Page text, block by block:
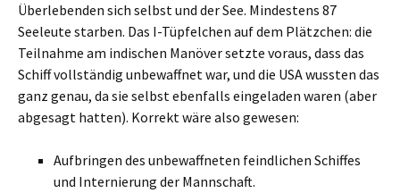
Überlebenden sich selbst und der See. Mindestens 87
Seeleute starben. Das I-Tüpfelchen auf dem Plätzchen: die
Teilnahme am indischen Manöver setzte voraus, dass das
Schiff vollständig unbewaffnet war, und die USA wussten das
ganz genau, da sie selbst ebenfalls eingeladen waren (aber
abgesagt hatten). Korrekt wäre also gewesen:
Aufbringen des unbewaffneten feindlichen Schiffes
und Internierung der Mannschaft.